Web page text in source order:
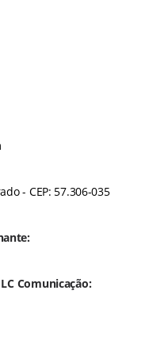
- CEP: 57.306-035
Comunicação: